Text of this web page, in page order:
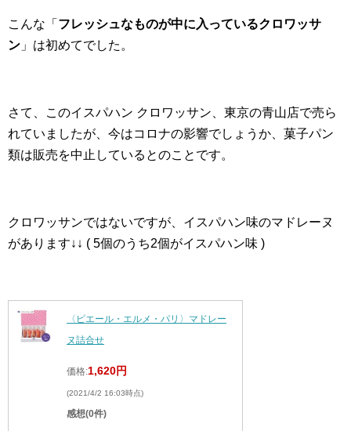
こんな「 フレッシュなものが中に入っているクロワッサ
ン 」は初めてでした。
さて、このイスパハン クロワッサン、東京の青山店で売ら
れていましたが、今はコロナの影響でしょうか、菓子パン
類は販売を中止しているとのことです。
クロワッサンではないですが、イスパハン味のマドレーヌ
があります↓↓ ( 5個のうち2個がイスパハン味 )
〈ピエール・エルメ・パリ〉マドレー
ヌ詰合せ
価格:1,620円
(2021/4/2 16:03時点)
感想(0件)